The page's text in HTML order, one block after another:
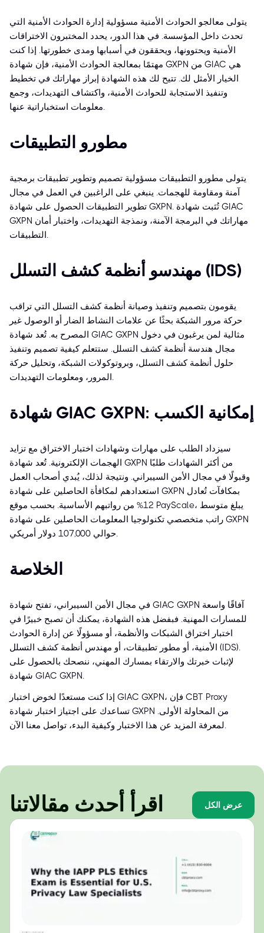
يتولى معالجو الحوادث الأمنية مسؤولية إدارة الحوادث الأمنية التي
تحدث داخل المؤسسة. في هذا الدور، يحدد المختبرون الاختراقات
الأمنية ويحتوونها، ويحققون في أسبابها ومدى خطورتها. إذا كنت
مهتمًا بمعالجة الحوادث الأمنية، فإن شهادة GXPN من GIAC هي
الخيار الأمثل لك. تتيح لك هذه الشهادة إبراز مهاراتك في تخطيط
وتنفيذ الاستجابة للحوادث الأمنية، واكتشاف التهديدات، وجمع
معلومات استخباراتية عنها.
مطورو التطبيقات
يتولى مطورو التطبيقات مسؤولية تصميم وتطوير تطبيقات برمجية
آمنة ومقاومة للهجمات. ينبغي على الراغبين في العمل في مجال
تطوير التطبيقات الحصول على شهادة GXPN. تُثبت شهادة GIAC
GXPN مهاراتك في البرمجة الآمنة، ونمذجة التهديدات، واختبار أمان
التطبيقات.
مهندسو أنظمة كشف التسلل (IDS)
يقومون بتصميم وتنفيذ وصيانة أنظمة كشف التسلل التي تراقب
حركة مرور الشبكة بحثًا عن علامات النشاط الضار أو الوصول غير
المصرح به. تُعد شهادة GIAC GXPN مثالية لمن يرغبون في دخول
مجال هندسة أنظمة كشف التسلل. ستتعلم كيفية تصميم وتنفيذ
حلول أنظمة كشف التسلل، وبروتوكولات الشبكة، وتحليل حركة
المرور، ومعلومات التهديدات.
شهادة GIAC GXPN: إمكانية الكسب
سيزداد الطلب على مهارات وشهادات اختبار الاختراق مع تزايد
الهجمات الإلكترونية. تُعد شهادة GXPN من أكثر الشهادات طلبًا
وقبولًا في مجال الأمن السيبراني. ونتيجة لذلك، يُبدي أصحاب العمل
استعدادهم لمكافأة الحاصلين على شهادة GXPN بمكافآت تُعادل
12% من رواتبهم الأساسية. بحسب موقع PayScale، يبلغ متوسط
راتب متخصصي تكنولوجيا المعلومات الحاصلين على شهادة GXPN
حوالي 107,000 دولار أمريكي.
الخلاصة
في مجال الأمن السيبراني، تفتح شهادة GIAC GXPN آفاقًا واسعة
للمسارات المهنية. فبفضل هذه الشهادة، يمكنك أن تصبح خبيرًا في
اختبار اختراق الشبكات والأنظمة، أو مسؤولًا عن إدارة الحوادث
الأمنية، أو مطور تطبيقات، أو مهندس أنظمة كشف التسلل (IDS).
لإثبات خبرتك والارتقاء بمسارك المهني، ننصحك بالحصول على
شهادة GIAC GXPN.
إذا كنت مستعدًا لخوض اختبار GIAC GXPN، فإن CBT Proxy
تساعدك على اجتياز اختبار شهادة GXPN من المحاولة الأولى.
لمعرفة المزيد عن هذا الاختبار وكيفية البدء، تواصل معنا الآن.
اقرأ أحدث مقالاتنا عرض الكل